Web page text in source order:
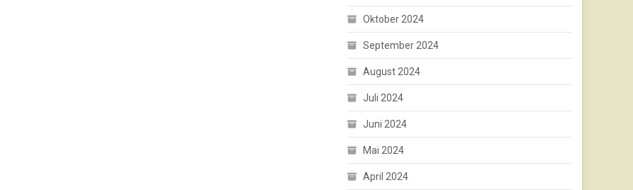
Oktober 2024
September 2024
August 2024
Juli 2024
Juni 2024
Mai 2024
April 2024